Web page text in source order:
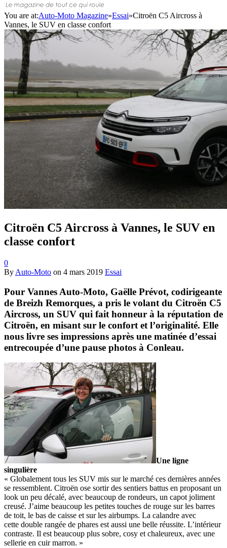
You are at:Auto-Moto Magazine»Essai»Citroën C5 Aircross à
Vannes, le SUV en classe confort
Citroën C5 Aircross à Vannes, le SUV en
classe confort
0
By Auto-Moto on 4 mars 2019 Essai
Pour Vannes Auto-Moto, Gaëlle Prévot, codirigeante
de Breizh Remorques, a pris le volant du Citroën C5
Aircross, un SUV qui fait honneur à la réputation de
Citroën, en misant sur le confort et l’originalité. Elle
nous livre ses impressions après une matinée d’essai
entrecoupée d’une pause photos à Conleau.
Une ligne
singulière
« Globalement tous les SUV mis sur le marché ces dernières années
se ressemblent. Citroën ose sortir des sentiers battus en proposant un
look un peu décalé, avec beaucoup de rondeurs, un capot joliment
creusé. J’aime beaucoup les petites touches de rouge sur les barres
de toit, le bas de caisse et sur les airbumps. La calandre avec
cette double rangée de phares est aussi une belle réussite. L’intérieur
contraste. Il est beaucoup plus sobre, cosy et chaleureux, avec une
sellerie en cuir marron. »